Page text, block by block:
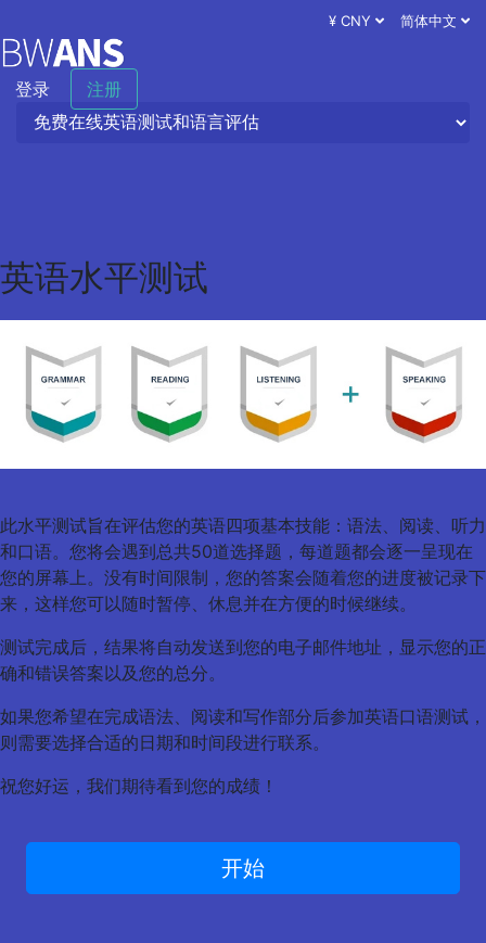
¥ CNY 简体中文
登录 注册
英语水平测试
此水平测试旨在评估您的英语四项基本技能：语法、阅读、听力
和口语。您将会遇到总共50道选择题，每道题都会逐一呈现在
您的屏幕上。没有时间限制，您的答案会随着您的进度被记录下
来，这样您可以随时暂停、休息并在方便的时候继续。
测试完成后，结果将自动发送到您的电子邮件地址，显示您的正
确和错误答案以及您的总分。
如果您希望在完成语法、阅读和写作部分后参加英语口语测试，
则需要选择合适的日期和时间段进行联系。
祝您好运，我们期待看到您的成绩！
开始